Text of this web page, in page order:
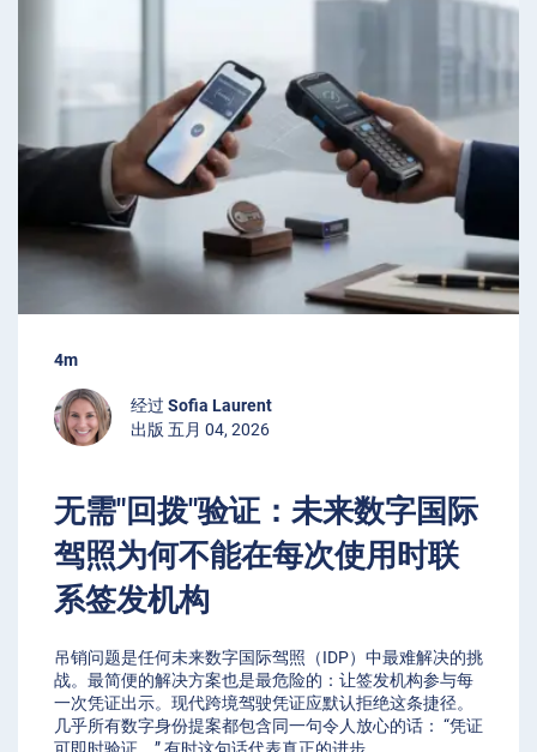
4m
经过 Sofia Laurent
出版 五月 04, 2026
无需"回拨"验证：未来数字国际
驾照为何不能在每次使用时联
系签发机构
吊销问题是任何未来数字国际驾照（IDP）中最难解决的挑
战。最简便的解决方案也是最危险的：让签发机构参与每
一次凭证出示。现代跨境驾驶凭证应默认拒绝这条捷径。
几乎所有数字身份提案都包含同一句令人放心的话： “凭证